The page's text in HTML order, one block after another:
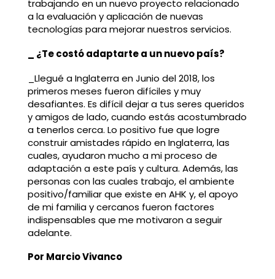
trabajando en un nuevo proyecto relacionado
a la evaluación y aplicación de nuevas
tecnologías para mejorar nuestros servicios.
_ ¿Te costó adaptarte a un nuevo país?
_Llegué a Inglaterra en Junio del 2018, los
primeros meses fueron difíciles y muy
desafiantes. Es difícil dejar a tus seres queridos
y amigos de lado, cuando estás acostumbrado
a tenerlos cerca. Lo positivo fue que logre
construir amistades rápido en Inglaterra, las
cuales, ayudaron mucho a mi proceso de
adaptación a este país y cultura. Además, las
personas con las cuales trabajo, el ambiente
positivo/familiar que existe en AHK y, el apoyo
de mi familia y cercanos fueron factores
indispensables que me motivaron a seguir
adelante.
Por Marcio Vivanco